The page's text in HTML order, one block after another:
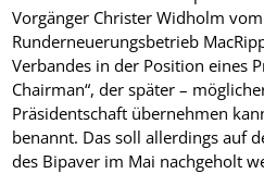
Vorgänger Christer Widholm
Runderneuerungsbetrieb
Verbandes in der Position eines
Chairman“, der später –
Präsidentschaft übernehmen
benannt. Das soll allerdings auf
des Bipaver im Mai nachgeholt